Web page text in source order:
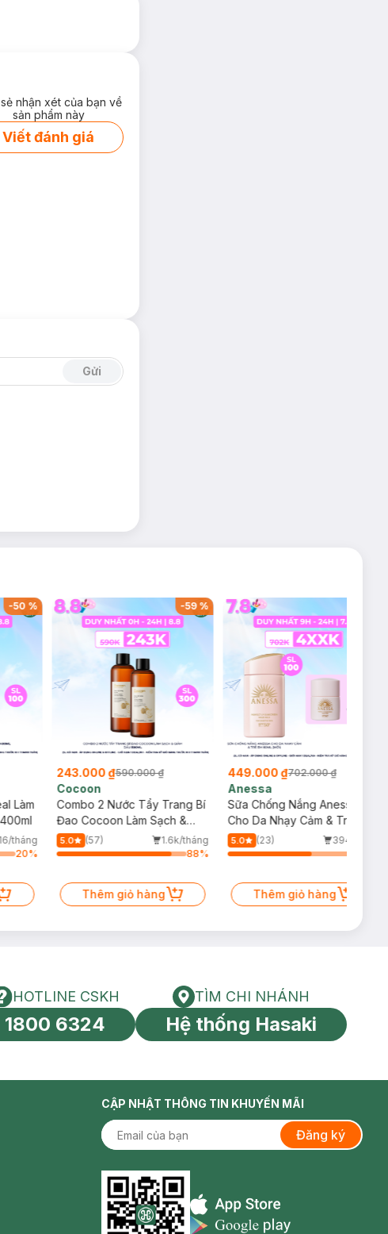
nhận xét của bạn về
sản phẩm này
Viết đánh giá
Gửi
-50 %
Làm
tháng
20%
-59%
243.000 ₫590.000 ₫
Cocoon
Combo 2 Nước Tẩy Trang Bí
Đao Cocoon Làm Sạch &
Giảm Dầu 500ml
5.0 (57)
1.6k/tháng
88%
Thêm giỏ hàng
449.000 ₫702.000 ₫
Anessa
Sữa Chống Nắng Anessa
Cho Da Nhạy Cảm & Trẻ Em
60ml (Mới)
5.0 (23)
394/tháng
Thêm giỏ hàng
uy tín toàn cầu
HOTLINE CSKH
HOTLINE CSKH
1800 6324
Tìm chi nhánh
TÌM CHI NHÁNH
Hệ thống Hasaki
CẬP NHẬT THÔNG TIN KHUYẾN MÃI
Đăng ký
Appstore icon